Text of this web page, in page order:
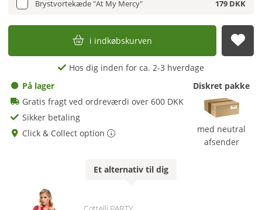
Brystvortekæde "At My Mercy" 179 DKK
i indkøbskurven
Hos dig inden for ca. 2-3 hverdage
På lager
Gratis fragt ved ordreværdi over 600 DKK
Sikker betaling
Click & Collect option
Diskret pakke
med neutral
afsender
Et alternativ til dig